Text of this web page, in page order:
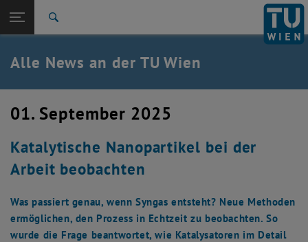
TU Login
Quicklinks
Quicklinks-Menü umschalten
Studium
Karriere
Zurück: Subseiten von TU Wien Startseite auflisten
Zurück zur letzten Ebene:
TU Wien Startseite
Übersicht
Alle News an der TU Wien
01. September 2025
Katalytische Nanopartikel bei der
Arbeit beobachten
Was passiert genau, wenn Syngas entsteht? Neue Methoden
ermöglichen, den Prozess in Echtzeit zu beobachten. So
wurde die Frage beantwortet, wie Katalysatoren im Detail